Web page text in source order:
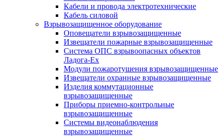
Кабели и провода электротехнические
Кабель силовой
Взрывозащищенное оборудование
Оповещатели взрывозащищенные
Извещатели пожарные взрывозащищенные
Система ОПС взрывоопасных объектов
Ладога-Ex
Модули пожаротушения взрывозащищенные
Извещатели охранные взрывозащищенные
Изделия коммутационные
взрывозащищенные
Приборы приемно-контрольные
взрывозащищенные
Системы видеонаблюдения
взрывозащищенные